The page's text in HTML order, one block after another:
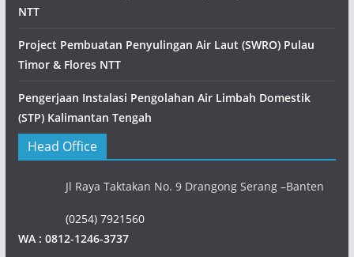
NTT
Project Pembuatan Penyulingan Air Laut (SWRO) Pulau
Timor & Flores NTT
Pengerjaan Instalasi Pengolahan Air Limbah Domestik
(STP) Kalimantan Tengah
Head Office
Jl Raya Taktakan No. 9 Drangong Serang –Banten
(0254) 7921560
WA : 0812-1246-3737